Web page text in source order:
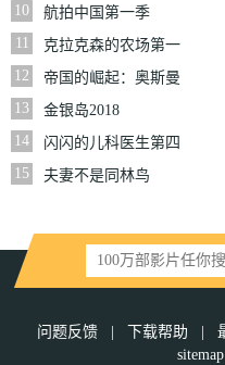
10
航拍中国第一季
11
克拉克森的农场第一
季
12
帝国的崛起：奥斯曼
第一季
13
金银岛2018
14
闪闪的儿科医生第四
季
15 夫妻不是同林鸟
问题反馈 | 下载帮助 |
sitemap